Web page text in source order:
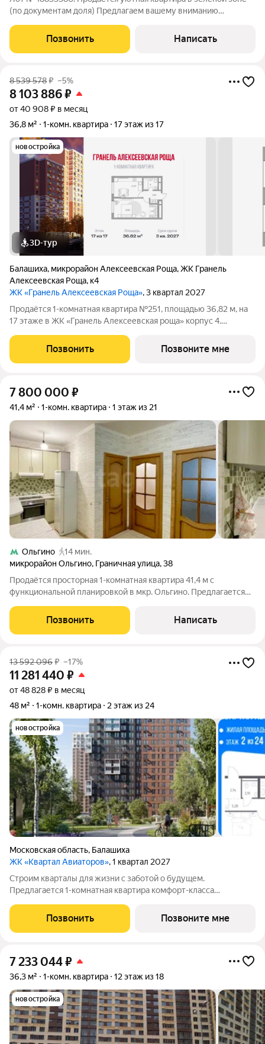
(по документам доля) Предлагаем вашему вниманию
жизни вдали от шума города, но с сохранением всех
преимуществ развитой городской
Позвонить Написать
8 539 578₽ –5%
8 103 886₽
от 40 908 ₽ в месяц
36,8 м²
1-комн. квартира 17 этаж из 17
новостройка
3D-тур
Балашиха, микрорайон Алексеевская Роща,ЖК Гранель
Алексеевская Роща, к4
ЖК «Гранель Алексеевская Роща», 3 квартал 2027
Продаётся 1-комнатная квартира №251, площадью 36,82 м, на
17 этаже в ЖК «Гранель Алексеевская роща» корпус 4.
односторонняя, окна во двор. Проект расположился в
Балашихе, в 6 км от МКАД, у
Позвонить Позвоните мне
7 800 000 ₽
41,4 м² 1-комн. квартира 1 этаж из 21
Ольгино
14 мин.
микрорайон Ольгино, Граничная улица,38
Продаётся просторная 1-комнатная квартира 41,4 м с
функциональной планировкой в мкр. Ольгино. Предлагается
Балашиха, мкр. Ольгино, ул. Граничная, д. 38. Главное
преимущество квартиры
Позвонить Написать
13 592 096₽ –17%
11 281 440 ₽
от 48 828 ₽ в месяц
48 м²
1-комн. квартира 2 этаж из 24
новостройка
Московская область, Балашиха
ЖК «Квартал Авиаторов», 1 квартал 2027
Строим кварталы для жизни с заботой о будущем.
Предлагается 1-комнатная квартира комфорт-класса
этаже, в жилом комплексе "Квартал Авиаторов".Квартиры
комплекса на выбор: могут быть как с
Позвонить Позвоните мне
7 233 044₽
36,3 м² 1-комн. квартира 12 этаж из 18
новостройка